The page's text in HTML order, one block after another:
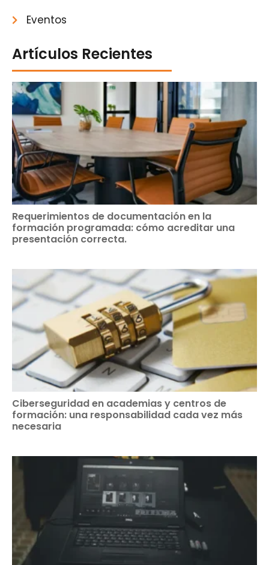
Artículos Recientes
Requerimientos de documentación en la
formación programada: cómo acreditar una
presentación correcta.
Ciberseguridad en academias y centros de
formación: una responsabilidad cada vez más
necesaria
Eventos